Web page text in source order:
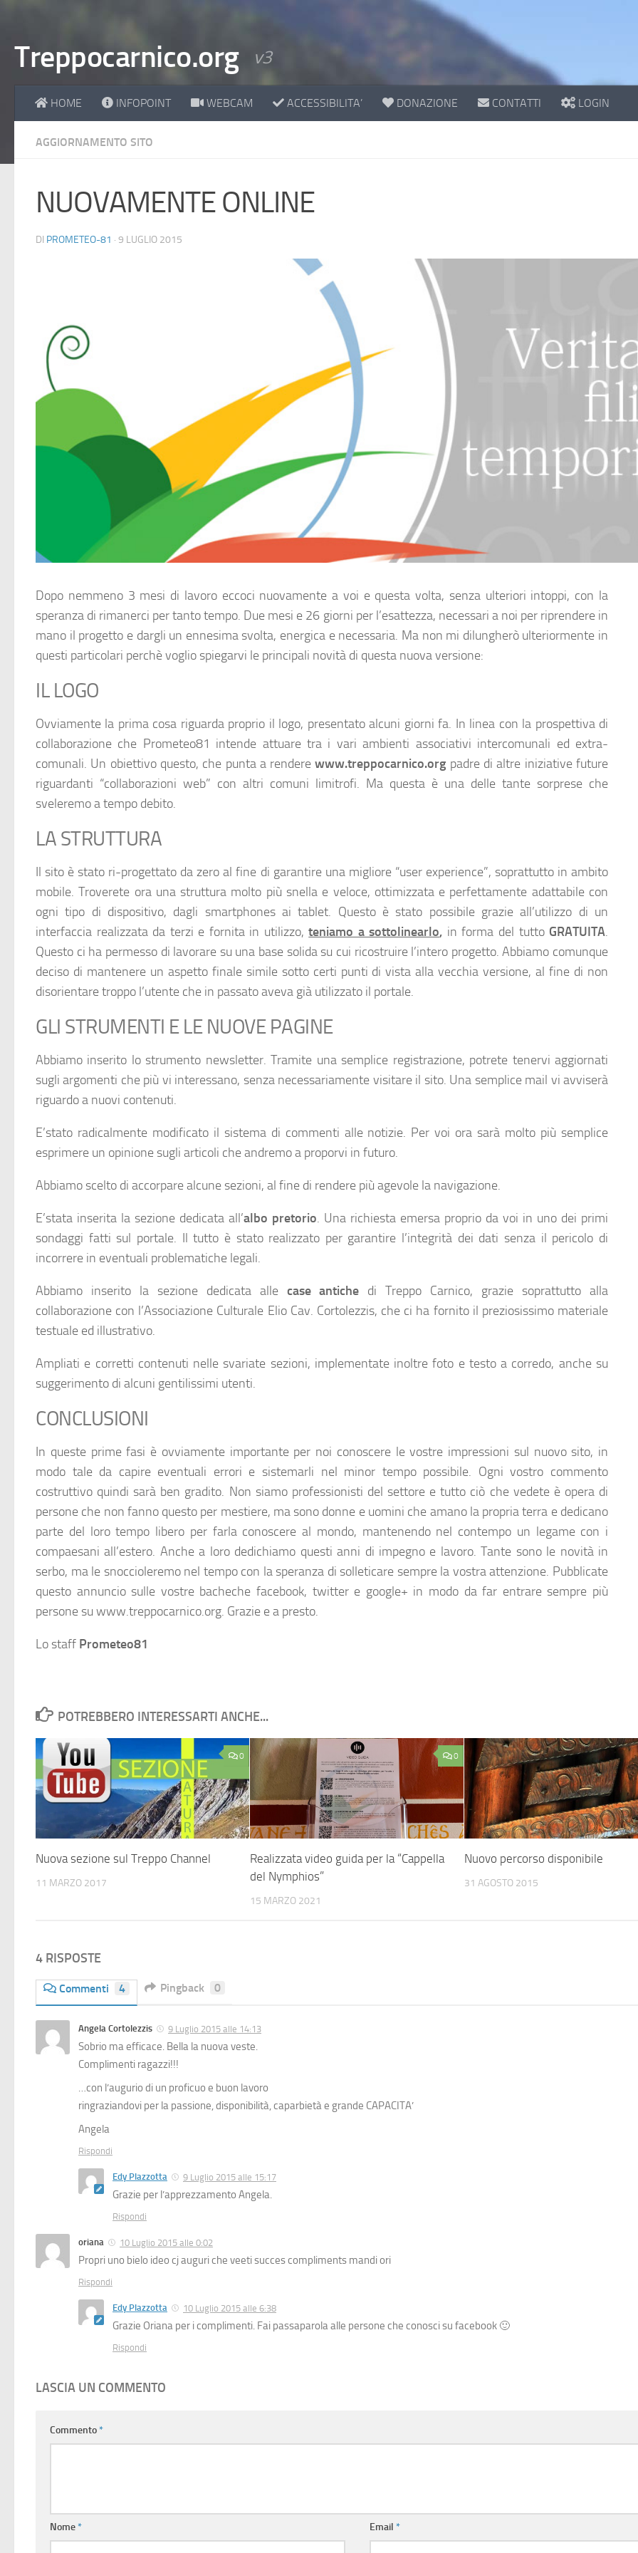
Treppocarnico.org v3
HOME INFOPOINT WEBCAM ACCESSIBILITA’ DONAZIONE CONTATTI LOGIN
AGGIORNAMENTO SITO
NUOVAMENTE ONLINE
DI PROMETEO-81 · 9 LUGLIO 2015
Dopo nemmeno 3 mesi di lavoro eccoci nuovamente a voi e questa volta, senza ulteriori intoppi, con la
speranza di rimanerci per tanto tempo. Due mesi e 26 giorni per l’esattezza, necessari a noi per riprendere in
mano il progetto e dargli un ennesima svolta, energica e necessaria. Ma non mi dilungherò ulteriormente in
questi particolari perchè voglio spiegarvi le principali novità di questa nuova versione:
IL LOGO
Ovviamente la prima cosa riguarda proprio il logo, presentato alcuni giorni fa. In linea con la prospettiva di
collaborazione che Prometeo81 intende attuare tra i vari ambienti associativi intercomunali ed extra-
comunali. Un obiettivo questo, che punta a renderewww.treppocarnico.org padre di altre iniziative future
riguardanti “collaborazioni web” con altri comuni limitrofi. Ma questa è una delle tante sorprese che
sveleremo a tempo debito.
LA STRUTTURA
Il sito è stato ri-progettato da zero al fine di garantire una migliore “user experience”, soprattutto in ambito
mobile. Troverete ora una struttura molto più snella e veloce, ottimizzata e perfettamente adattabile con
ogni tipo di dispositivo, dagli smartphones ai tablet. Questo è stato possibile grazie all’utilizzo di un
interfaccia realizzata da terzi e fornita in utilizzo,teniamo a sottolinearlo, in forma del tutto GRATUITA.
Questo ci ha permesso di lavorare su una base solida su cui ricostruire l’intero progetto. Abbiamo comunque
deciso di mantenere un aspetto finale simile sotto certi punti di vista alla vecchia versione, al fine di non
disorientare troppo l’utente che in passato aveva già utilizzato il portale.
GLI STRUMENTI E LE NUOVE PAGINE
Abbiamo inserito lo strumento newsletter. Tramite una semplice registrazione, potrete tenervi aggiornati
sugli argomenti che più vi interessano, senza necessariamente visitare il sito. Una semplice mail vi avviserà
riguardo a nuovi contenuti.
E’stato radicalmente modificato il sistema di commenti alle notizie. Per voi ora sarà molto più semplice
esprimere un opinione sugli articoli che andremo a proporvi in futuro.
Abbiamo scelto di accorpare alcune sezioni, al fine di rendere più agevole la navigazione.
E’stata inserita la sezione dedicata all’albo pretorio. Una richiesta emersa proprio da voi in uno dei primi
sondaggi fatti sul portale. Il tutto è stato realizzato per garantire l’integrità dei dati senza il pericolo di
incorrere in eventuali problematiche legali.
Abbiamo inserito la sezione dedicata alle case antiche di Treppo Carnico, grazie soprattutto alla
collaborazione con l’Associazione Culturale Elio Cav. Cortolezzis, che ci ha fornito il preziosissimo materiale
testuale ed illustrativo.
Ampliati e corretti contenuti nelle svariate sezioni, implementate inoltre foto e testo a corredo, anche su
suggerimento di alcuni gentilissimi utenti.
CONCLUSIONI
In queste prime fasi è ovviamente importante per noi conoscere le vostre impressioni sul nuovo sito, in
modo tale da capire eventuali errori e sistemarli nel minor tempo possibile. Ogni vostro commento
costruttivo quindi sarà ben gradito. Non siamo professionisti del settore e tutto ciò che vedete è opera di
persone che non fanno questo per mestiere, ma sono donne e uomini che amano la propria terra e dedicano
parte del loro tempo libero per farla conoscere al mondo, mantenendo nel contempo un legame con i
compaesani all’estero. Anche a loro dedichiamo questi anni di impegno e lavoro. Tante sono le novità in
serbo, ma le snoccioleremo nel tempo con la speranza di solleticare sempre la vostra attenzione. Pubblicate
questo annuncio sulle vostre bacheche facebook, twitter e google+ in modo da far entrare sempre più
persone su www.treppocarnico.org. Grazie e a presto.
Lo staff Prometeo81
POTREBBERO INTERESSARTI ANCHE...
0
Nuova sezione sul Treppo Channel
11 MARZO 2017
0
Realizzata video guida per la “Cappella
del Nymphios”
15 MARZO 2021
Nuovo percorso disponibile
31 AGOSTO 2015
4 RISPOSTE
Commenti 4 Pingback 0
Angela Cortolezzis 9 Luglio 2015 alle 14:13
Sobrio ma efficace. Bella la nuova veste.
Complimenti ragazzi!!!
…con l’augurio di un proficuo e buon lavoro
ringraziandovi per la passione, disponibilità, caparbietà e grande CAPACITA’
Angela
Rispondi
Edy Plazzotta 9 Luglio 2015 alle 15:17
Grazie per l’apprezzamento Angela.
Rispondi
oriana 10 Luglio 2015 alle 0:02
Propri uno bielo ideo cj auguri che veeti succes compliments mandi ori
Rispondi
Edy Plazzotta 10 Luglio 2015 alle 6:38
Grazie Oriana per i complimenti. Fai passaparola alle persone che conosci su facebook 🙂
Rispondi
LASCIA UN COMMENTO
Commento*
Nome* Email*